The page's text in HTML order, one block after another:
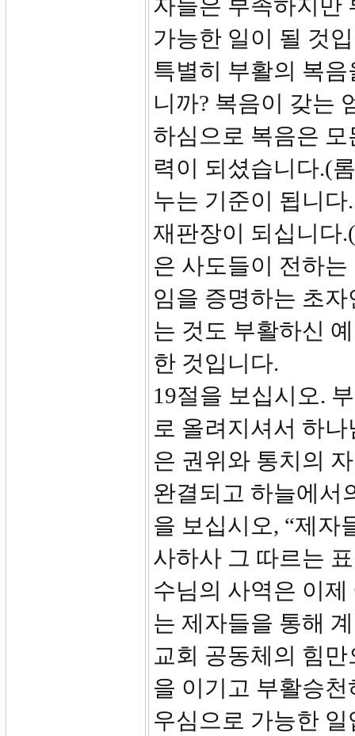
자들은 부족하지만
가능한 일이 될 것
특별히 부활의 복
니까? 복음이 갖는
하심으로 복음은
력이 되셨습니다.(
누는 기준이 됩니
재판장이 되십니다
은 사도들이 전하
임을 증명하는 초
는 것도 부활하신
한 것입니다.
19절을 보십시오.
로 올려지셔서 하
은 권위와 통치의
완결되고 하늘에서
을 보십시오, “제자
사하사 그 따르는
수님의 사역은 이
는 제자들을 통해
교회 공동체의 힘
을 이기고 부활승
우심으로 가능한